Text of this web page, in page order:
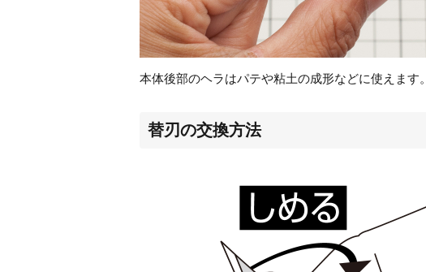
本体後部のヘラはパテや粘土の成形などに使えます。
替刃の交換方法